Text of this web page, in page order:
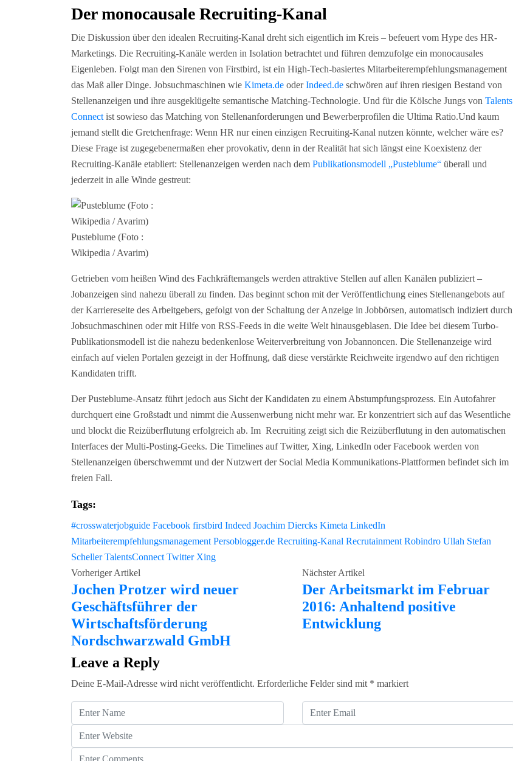
Der monocausale Recruiting-Kanal
Die Diskussion über den idealen Recruiting-Kanal dreht sich eigentlich im Kreis – befeuert vom Hype des HR-
Marketings. Die Recruiting-Kanäle werden in Isolation betrachtet und führen demzufolge ein monocausales
Eigenleben. Folgt man den Sirenen von Firstbird, ist ein High-Tech-basiertes Mitarbeiterempfehlungsmanagement
das Maß aller Dinge. Jobsuchmaschinen wie Kimeta.de oderIndeed.de schwören auf ihren riesigen Bestand von
Stellenanzeigen und ihre ausgeklügelte semantische Matching-Technologie. Und für die Kölsche Jungs von Talents
Connect ist sowieso das Matching von Stellenanforderungen und Bewerberprofilen die Ultima Ratio.Und kaum
jemand stellt die Gretchenfrage: Wenn HR nur einen einzigen Recruiting-Kanal nutzen könnte, welcher wäre es?
Diese Frage ist zugegebenermaßen eher provokativ, denn in der Realität hat sich längst eine Koexistenz der
Recruiting-Kanäle etabliert: Stellenanzeigen werden nach dem Publikationsmodell „Pusteblume“ überall und
jederzeit in alle Winde gestreut:
Pusteblume (Foto :
Wikipedia / Avarim)
Getrieben vom heißen Wind des Fachkräftemangels werden attraktive Stellen auf allen Kanälen publiziert –
Jobanzeigen sind nahezu überall zu finden. Das beginnt schon mit der Veröffentlichung eines Stellenangebots auf
der Karriereseite des Arbeitgebers, gefolgt von der Schaltung der Anzeige in Jobbörsen, automatisch indiziert durch
Jobsuchmaschinen oder mit Hilfe von RSS-Feeds in die weite Welt hinausgeblasen. Die Idee bei diesem Turbo-
Publikationsmodell ist die nahezu bedenkenlose Weiterverbreitung von Jobannoncen. Die Stellenanzeige wird
einfach auf vielen Portalen gezeigt in der Hoffnung, daß diese verstärkte Reichweite irgendwo auf den richtigen
Kandidaten trifft.
Der Pusteblume-Ansatz führt jedoch aus Sicht der Kandidaten zu einem Abstumpfungsprozess. Ein Autofahrer
durchquert eine Großstadt und nimmt die Aussenwerbung nicht mehr war. Er konzentriert sich auf das Wesentliche
und blockt die Reizüberflutung erfolgreich ab. Im Recruiting zeigt sich die Reizüberflutung in den automatischen
Interfaces der Multi-Posting-Geeks. Die Timelines auf Twitter, Xing, LinkedIn oder Facebook werden von
Stellenanzeigen überschwemmt und der Nutzwert der Social Media Kommunikations-Plattformen befindet sich im
freien Fall.
Tags:
#crosswaterjobguide Facebook firstbird Indeed Joachim Diercks Kimeta LinkedIn
Mitarbeiterempfehlungsmanagement Persoblogger.de Recruiting-Kanal Recrutainment Robindro Ullah Stefan
Scheller TalentsConnect Twitter Xing
Vorheriger Artikel
Jochen Protzer wird neuer
Geschäftsführer der
Wirtschaftsförderung
Nordschwarzwald GmbH
Nächster Artikel
Der Arbeitsmarkt im Februar
2016: Anhaltend positive
Entwicklung
Leave a Reply
Deine E-Mail-Adresse wird nicht veröffentlicht. Erforderliche Felder sind mit * markiert